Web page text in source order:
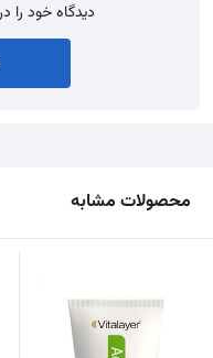
دیدگاه خود را
محصولات مشابه